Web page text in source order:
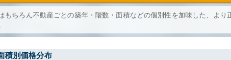
もちろん不動産ごとの築年・階数・面積などの個別性を加味した、より
積別価格分布